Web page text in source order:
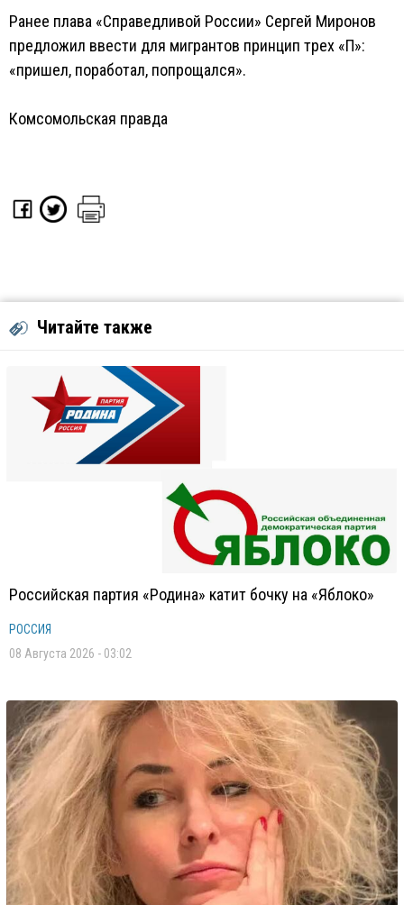
Ранее плава «Справедливой России» Сергей Миронов
предложил ввести для мигрантов принцип трех «П»:
«пришел, поработал, попрощался».
Комсомольская правда
Читайте также
Российская партия «Родина» катит бочку на «Яблоко»
РОССИЯ
08 Августа 2026 - 03:02